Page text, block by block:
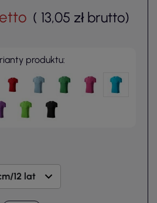
( 13,05 zł brutto)
produktu: